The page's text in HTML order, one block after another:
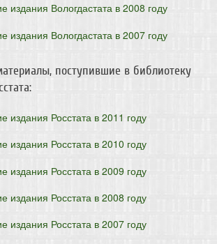
издания Вологдастата в 2008 году
издания Вологдастата в 2007 году
поступившие в библиотеку
издания Росстата в 2011 году
издания Росстата в 2010 году
издания Росстата в 2009 году
издания Росстата в 2008 году
издания Росстата в 2007 году